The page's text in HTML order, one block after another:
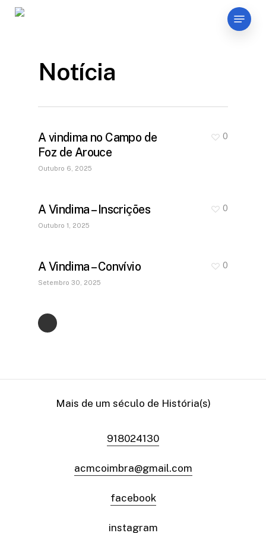
Skip
Menu
Notícia
A vindima no Campo de
Foz de Arouce
Outubro 6, 2025
0
A Vindima – Inscrições
Outubro 1, 2025
0
A Vindima – Convívio
Setembro 30, 2025
0
Mais de um século de História(s)
918024130
acmcoimbra@gmail.com
facebook
instagram